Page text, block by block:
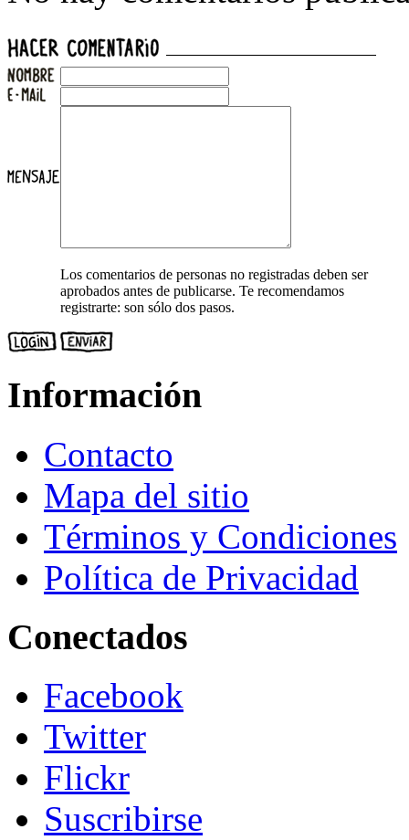
Los comentarios de personas no registradas deben ser
aprobados antes de publicarse. Te recomendamos
registrarte: son sólo dos pasos.
Información
Contacto
Mapa del sitio
Términos y Condiciones
Política de Privacidad
Conectados
Facebook
Twitter
Flickr
Suscribirse